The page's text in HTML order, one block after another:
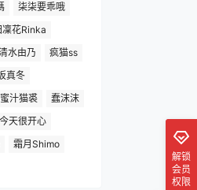
柒柒要乖哦
凜花Rinka
水由乃
疯猫ss
真冬
蜜汁猫裘
蠢沫沫
天很开心
霜月Shimo
解锁
会员
权限